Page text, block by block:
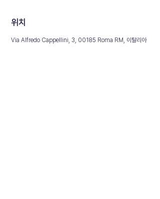
​위치
Via Alfredo Cappellini, 3, 00185 Roma RM, 이탈리아